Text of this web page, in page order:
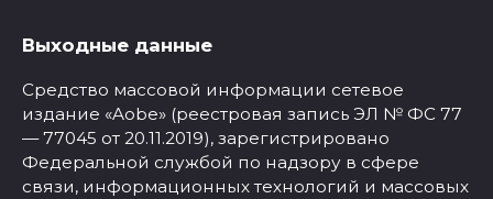
Выходные данные
Средство массовой информации сетевое
издание «Aobe» (реестровая запись ЭЛ № ФС 77
— 77045 от 20.11.2019), зарегистрировано
Федеральной службой по надзору в сфере
связи, информационных технологий и массовых